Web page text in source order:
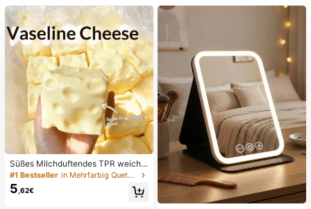
Süßes Milchduftendes TPR weiche
s quetschbares Dumpling-förmiges
Stressabbau-Spielzeug, 5cm niedli
ches lustiges Quetsch-Stressabbau
#1 Bestseller in Mehrfarbig Quetschspielzeug für Teenager
5 ,62€